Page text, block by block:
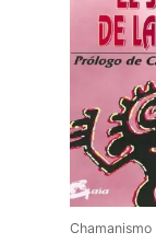
Chamanismo